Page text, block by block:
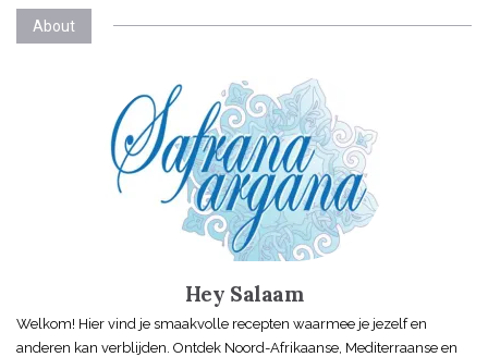
About
Hey Salaam
Welkom! Hier vind je smaakvolle recepten waarmee je jezelf en
anderen kan verblijden. Ontdek Noord-Afrikaanse, Mediterraanse en